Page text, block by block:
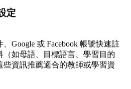
定
Google 或 Facebook 帳號快速註
（如母語、目標語言、學習目的
些資訊推薦適合的教師或學習資